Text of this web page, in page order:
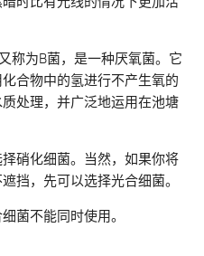
称为B菌，是一种厌氧菌。它
合物中的氢进行不产生氧的
处理，并广泛地运用在池塘
硝化细菌。当然，如果你将
挡，先可以选择光合细菌。
菌不能同时使用。